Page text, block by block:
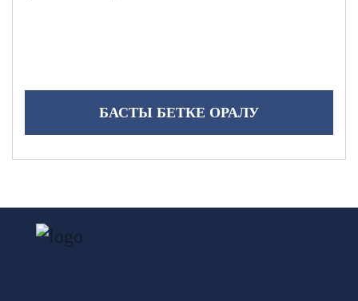
БАСТЫ БЕТКЕ ОРАЛУ